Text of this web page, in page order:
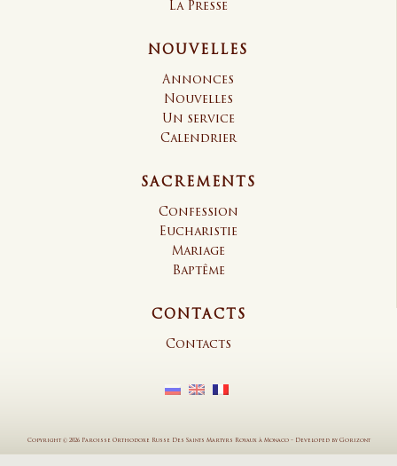
La Presse
NOUVELLES
Annonces
Nouvelles
Un service
Calendrier
SACREMENTS
Confession
Eucharistie
Mariage
Baptême
CONTACTS
Contacts
Copyright © 2026 Paroisse Orthodoxe Russe Des Saints Martyrs Royaux à Monaco – Developed by Gorizont